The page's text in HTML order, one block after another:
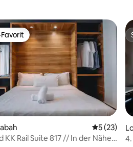
5 (23)
KK Rail Suite 817 // In der Nähe